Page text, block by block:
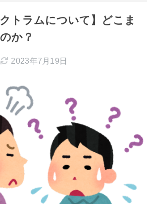
クトラムについて】どこま
か？
2023年7月19日